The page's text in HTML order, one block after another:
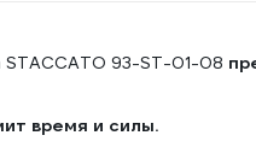
STACCATO 93-ST-01-08
время и силы.